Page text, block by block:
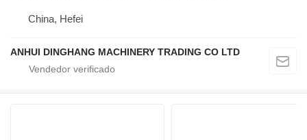
China, Hefei
ANHUI DINGHANG MACHINERY TRADING CO LTD